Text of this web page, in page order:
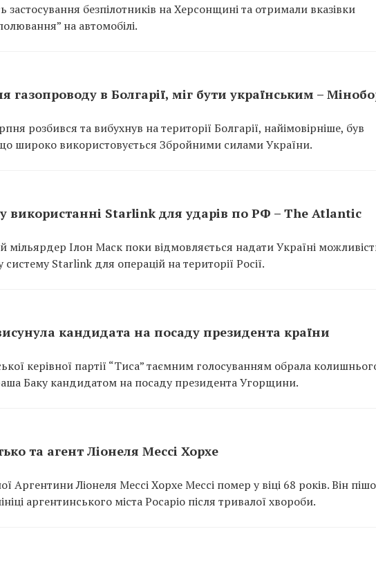
безпілотників на Херсонщині та отримали вказівки
на автомобілі.
газопроводу в Болгарії, міг бути українським –
розбився та вибухнув на території Болгарії, найімовірніше, був
широко використовується Збройними силами України.
використанні Starlink для ударів по РФ – The Atlantic
мільярдер Ілон Маск поки відмовляється надати Україні
Starlink для операцій на території Росії.
кандидата на посаду президента країни
керівної партії “Тиса” таємним голосуванням обрала
Баку кандидатом на посаду президента Угорщини.
та агент Ліонеля Мессі Хорхе
Аргентини Ліонеля Мессі Хорхе Мессі помер у віці 68 років. Він
аргентинського міста Росаріо після тривалої хвороби.